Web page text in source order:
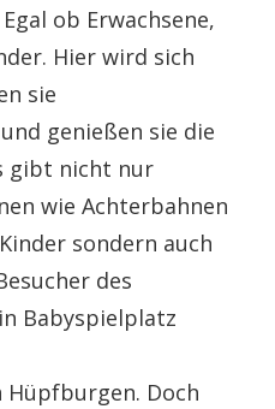
ob Erwachsene,
Hier wird sich
sie
genießen sie die
gibt nicht nur
wie Achterbahnen
sondern auch
des
Babyspielplatz
Hüpfburgen. Doch